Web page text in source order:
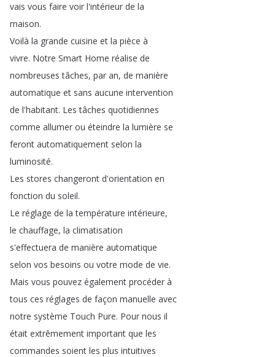
vais vous faire voir l'intérieur de la
maison.
Voilà la grande cuisine et la pièce à
vivre. Notre Smart Home réalise de
nombreuses tâches, par an, de manière
automatique et sans aucune intervention
de l'habitant. Les tâches quotidiennes
comme allumer ou éteindre la lumière se
feront automatiquement selon la
luminosité.
Les stores changeront d'orientation en
fonction du soleil.
Le réglage de la température intérieure,
le chauffage, la climatisation
s'effectuera de manière automatique
selon vos besoins ou votre mode de vie.
Mais vous pouvez également procéder à
tous ces réglages de façon manuelle avec
notre système Touch Pure. Pour nous il
était extrêmement important que les
commandes soient les plus intuitives